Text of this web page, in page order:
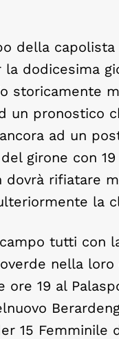
della capolista
dodicesima
storicamente
un pronostico
ad un
girone con
dovrà rifiatare
la
tutti con
nella
19 al
15 Femminile